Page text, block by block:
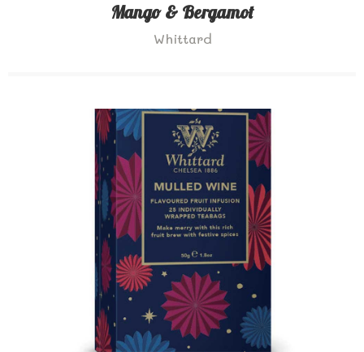
Mango & Bergamot
Whittard